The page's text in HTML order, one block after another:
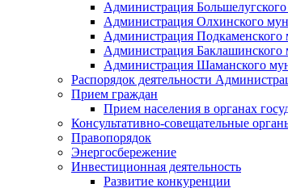
Администрация
Администрация Олхинского
Администрация Подкаменского
Администрация Баклашинского
Администрация Шаманского
Распорядок деятельности
Прием граждан
Прием населения в органах
Консультативно-совещательные
Правопорядок
Энергосбережение
Инвестиционная деятельность
Развитие конкуренции